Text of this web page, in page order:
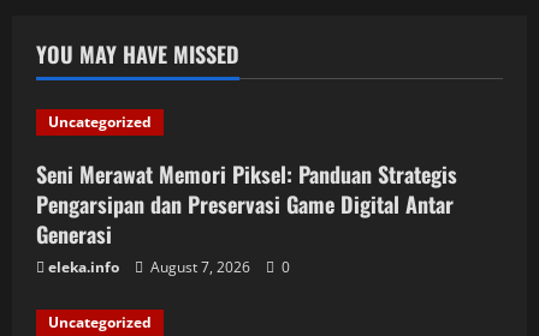
YOU MAY HAVE MISSED
Uncategorized
Seni Merawat Memori Piksel: Panduan Strategis
Pengarsipan dan Preservasi Game Digital Antar
Generasi
eleka.info August 7, 2026 0
Uncategorized